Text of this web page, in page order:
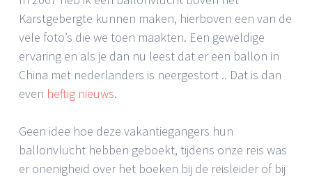
Karstgebergte kunnen maken, hierboven een van de
vele foto’s die we toen maakten. Een geweldige
ervaring en als je dan nu leest dat er een ballon in
China met nederlanders is neergestort .. Dat is dan
even heftig nieuws.
Geen idee hoe deze vakantiegangers hun
ballonvlucht hebben geboekt, tijdens onze reis was
er onenigheid over het boeken bij de reisleider of bij